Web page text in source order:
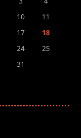
10
11
17
18
24
25
31